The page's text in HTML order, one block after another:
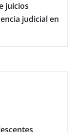
juicios
judicial en